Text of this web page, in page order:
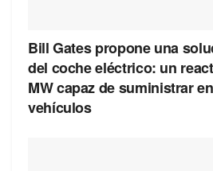
Bill Gates propone una
del coche eléctrico: un
MW capaz de suministrar
vehículos